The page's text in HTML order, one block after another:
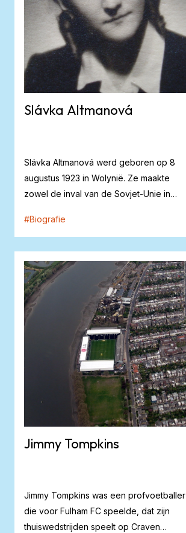
Slávka Altmanová
Slávka Altmanová werd geboren op 8
augustus 1923 in Wolynië. Ze maakte
zowel de inval van de Sovjet-Unie in
#Biografie
Jimmy Tompkins
Jimmy Tompkins was een profvoetballer
die voor Fulham FC speelde, dat zijn
thuiswedstrijden speelt op Craven